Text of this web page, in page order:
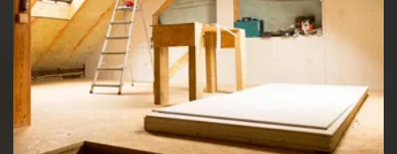
Travaux d'isolation